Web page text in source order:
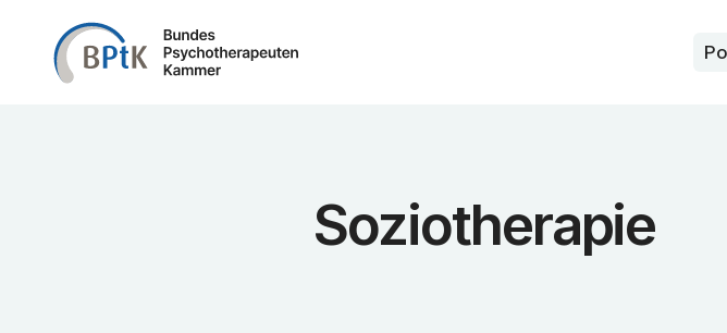
Zum Inhalt springen
Soziotherapie